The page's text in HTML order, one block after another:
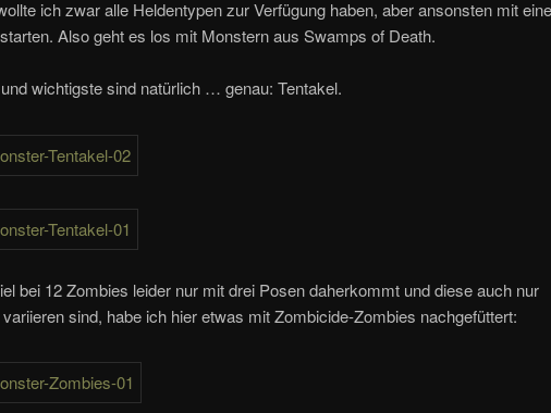
ich zwar alle Heldentypen zur Verfügung haben, aber ansonsten mit
Also geht es los mit Monstern aus Swamps of Death.
wichtigste sind natürlich … genau: Tentakel.
bei 12 Zombies leider nur mit drei Posen daherkommt und diese auch nur
sind, habe ich hier etwas mit Zombicide-Zombies nachgefüttert: